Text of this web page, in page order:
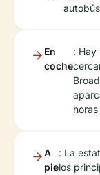
En
coche
: Hay
A
pie
: La
los